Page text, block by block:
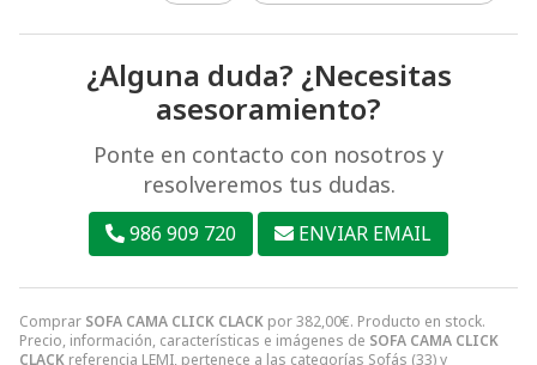
Comprar SOFA CAMA CLICK CLACK por382,00€. Producto en stock.
Precio, información, características e imágenes de SOFA CAMA CLICK
CLACK referencia LEMI, pertenece a las categorías Sofás (33) y
¿Alguna duda? ¿Necesitas
asesoramiento?
Ponte en contacto con nosotros y
resolveremos tus dudas.
986 909 720 ENVIAR EMAIL